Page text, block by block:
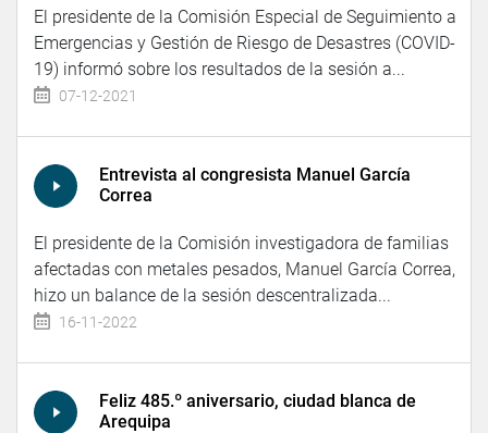
El presidente de la Comisión Especial de Seguimiento a
Emergencias y Gestión de Riesgo de Desastres (COVID-
19) informó sobre los resultados de la sesión a...
07-12-2021
Entrevista al congresista Manuel García
Correa
El presidente de la Comisión investigadora de familias
afectadas con metales pesados, Manuel García Correa,
hizo un balance de la sesión descentralizada...
16-11-2022
Feliz 485.º aniversario, ciudad blanca de
Arequipa